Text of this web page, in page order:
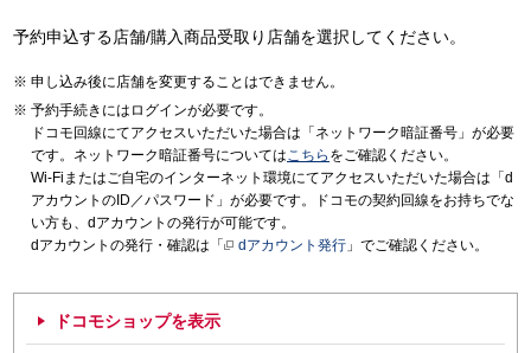
予約申込する店舗/購入商品受取り店舗を選択してください。
申し込み後に店舗を変更することはできません。
予約手続きにはログインが必要です。
ドコモ回線にてアクセスいただいた場合は「ネットワーク暗証番号」が必要
です。ネットワーク暗証番号についてはこちら をご確認ください。
Wi-Fiまたはご自宅のインターネット環境にてアクセスいただいた場合は「d
アカウントのID／パスワード」が必要です。ドコモの契約回線をお持ちでな
い方も、dアカウントの発行が可能です。
dアカウントの発行・確認は「
dアカウント発行 」でご確認ください。
ドコモショップを表示